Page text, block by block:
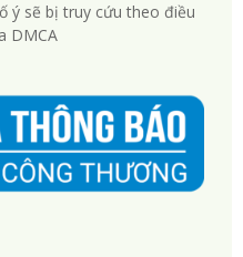
ý sẽ bị truy cứu theo điều
DMCA